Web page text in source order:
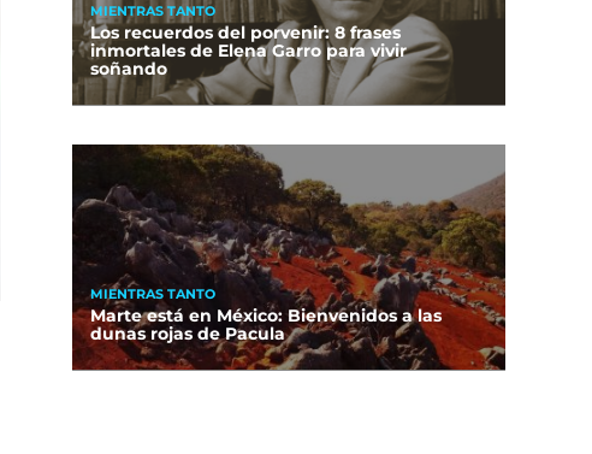
MIENTRAS TANTO
Los recuerdos del porvenir: 8 frases
inmortales de Elena Garro para vivir
soñando
MIENTRAS TANTO
Marte está en México: Bienvenidos a las
dunas rojas de Pacula